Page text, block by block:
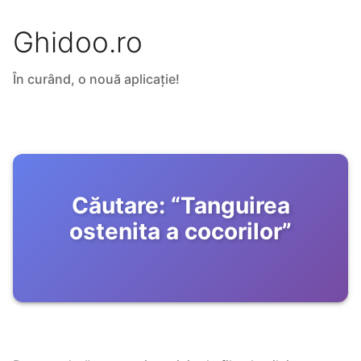
Ghidoo.ro
În curând, o nouă aplicație!
Căutare: “Tanguirea
ostenita a cocorilor”